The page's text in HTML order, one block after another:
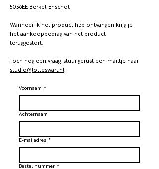
5056EE Berkel-Enschot
Wanneer ik het product heb ontvangen krijg je
het aankoopbedrag van het product
teruggestort.
Toch nog een vraag, stuur gerust een mailtje naar
studio@lotteswart.nl
Voornaam *
Achternaam
E-mailadres *
Bestel nummer *